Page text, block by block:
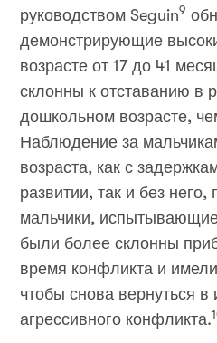
руководством Seguin9
демонстрирующие
возрасте от 17 до 41
склонны к отставанию в
дошкольном возрасте,
Наблюдение за
возраста, как с
развитии, так и без него,
мальчики,
были более склонны
время конфликта и
чтобы снова вернуться в
агрессивного конфликта.